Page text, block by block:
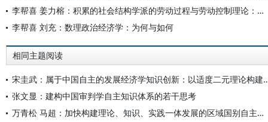
李帮喜 姜力榕：积累的社会结构学派的劳动过程与劳动控制理论：渊源、演进与启示
李帮喜 刘充：数理政治经济学：为何与如何
相同主题阅读
宋圭武：属于中国自主的发展经济学
张文显：建构中国审判学自主知识体系的若干思考
万青松 马超：加快构建理论、知识、实践一体发展的区域国别自主知识体系